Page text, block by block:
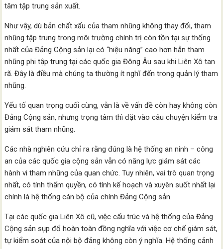
tâm tập trung sản xuất.
Như vậy, dù bản chất xấu của tham nhũng không thay đổi, tham
nhũng tập trung trong môi trường chính trị còn tồn tại sự thống
nhất của Đảng Cộng sản lại có “hiệu năng” cao hơn hẳn tham
nhũng phi tập trung tại các quốc gia Đông Âu sau khi Liên Xô tan
rã. Đây là điều mà chúng ta thường ít nghĩ đến trong quản lý tham
nhũng.
Yếu tố quan trọng cuối cùng, vẫn là về vấn đề còn hay không còn
Đảng Cộng sản, nhưng trọng tâm thì đặt vào câu chuyện kiểm tra
giám sát tham nhũng.
Các nhà nghiên cứu chỉ ra rằng đúng là hệ thống an ninh – công
an của các quốc gia cộng sản vẫn có năng lực giám sát các
hành vi tham nhũng của quan chức. Tuy nhiên, vai trò quan trọng
nhất, có tính thẩm quyền, có tính kế hoạch và xuyên suốt nhất lại
chính là hệ thống cán bộ của chính Đảng Cộng sản.
Tại các quốc gia Liên Xô cũ, việc cấu trúc và hệ thống của Đảng
Cộng sản sụp đổ hoàn toàn đồng nghĩa với việc cơ chế giám sát,
tự kiểm soát của nội bộ đảng không còn ý nghĩa. Hệ thống cảnh